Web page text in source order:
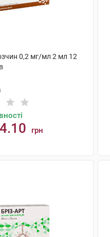
0,2 мг/мл 2 мл 12
грн